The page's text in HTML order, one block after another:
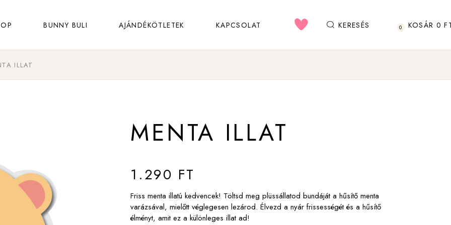
BUNNY BULI AJÁNDÉKÖTLETEK
Diplomaosztó
Karácsony
KAPCSOLAT KERESÉS 0 KOSÁR 0
Évforduló
Mikulás
Örökké emlék
Sok sikert
ILLAT
MENTA ILLAT
1.290 FT
Friss menta illatú kedvencek! Töltsd meg plüssállatod bundáját a hűsítő menta
varázsával, mielőtt véglegesen lezárod. Élvezd a nyár frissességét és a hűsítő
élményt, amit ez a különleges illat ad!